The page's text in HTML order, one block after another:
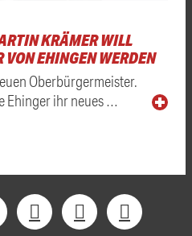
KRÄMER WILL
EHINGEN WERDEN
Oberbürgermeister.
Ehinger ihr neues …